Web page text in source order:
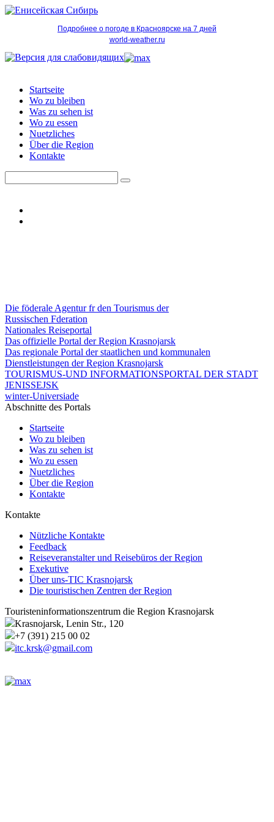
Подробнее о погоде в Красноярске на 7 дней
world-weather.ru
Startseite
Wo zu bleiben
Was zu sehen ist
Wo zu essen
Nuetzliches
Über die Region
Kontakte
Die föderale Agentur fr den Tourismus der
Russischen Fderation
Nationales Reiseportal
Das offizielle Portal der Region Krasnojarsk
Das regionale Portal der staatlichen und kommunalen
Dienstleistungen der Region Krasnojarsk
TOURISMUS-UND INFORMATIONSPORTAL DER STADT
JENISSEJSK
winter-Universiade
Abschnitte des Portals
Startseite
Wo zu bleiben
Was zu sehen ist
Wo zu essen
Nuetzliches
Über die Region
Kontakte
Kontakte
Nützliche Kontakte
Feedback
Reiseveranstalter und Reisebüros der Region
Exekutive
Über uns-TIC Krasnojarsk
Die touristischen Zentren der Region
Touristeninformationszentrum die Region Krasnojarsk
Krasnojarsk, Lenin Str., 120
+7 (391) 215 00 02
itc.krsk@gmail.com